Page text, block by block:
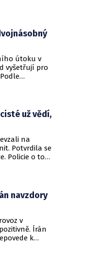
útoku v
vyšetřují pro
už vědí,
na
Potvrdila se
Policie o tom
navzdory
v
Írán
k